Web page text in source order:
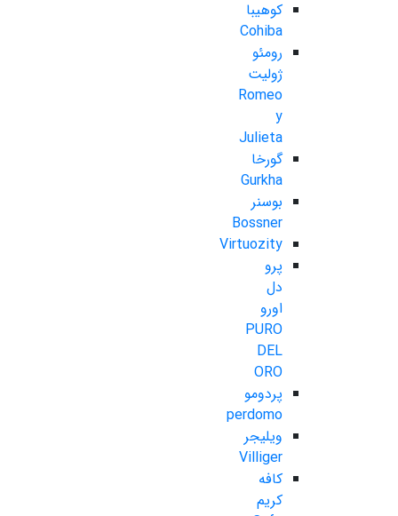
کوهیبا
Cohiba
رومئو
ژولیت
Romeo
y
Julieta
گورخا
Gurkha
بوسنر
Bossner
Virtuozity
پرو
دل
اورو
PURO
DEL
ORO
پردومو
perdomo
ویلیجر
Villiger
کافه
کریم